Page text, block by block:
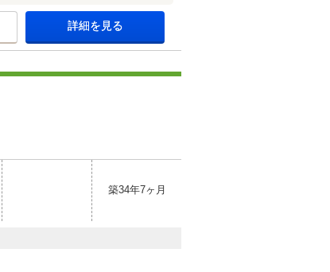
詳細を見る
築34年7ヶ月